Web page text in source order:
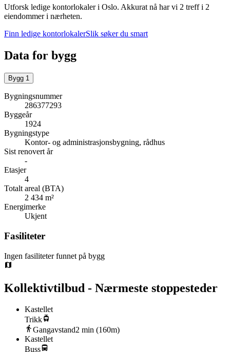
Utforsk ledige kontorlokaler i Oslo. Akkurat nå har vi 2 treff i 2
eiendommer i nærheten.
Finn ledige kontorlokalerSlik søker du smart
Data for bygg
Bygg 1
Bygningsnummer
286377293
Byggeår
1924
Bygningstype
Kontor- og administrasjonsbygning, rådhus
Sist renovert år
-
Etasjer
4
Totalt areal (BTA)
2 434 m²
Energimerke
Ukjent
Fasiliteter
Ingen fasiliteter funnet på bygg
Kollektivtilbud - Nærmeste stoppesteder
Kastellet
Trikk
Gangavstand2 min (160m)
Kastellet
Buss